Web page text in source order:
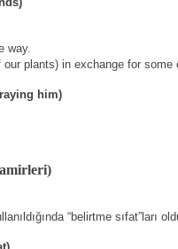
way.
plants) in exchange for some
him)
“belirtme sıfat”ları